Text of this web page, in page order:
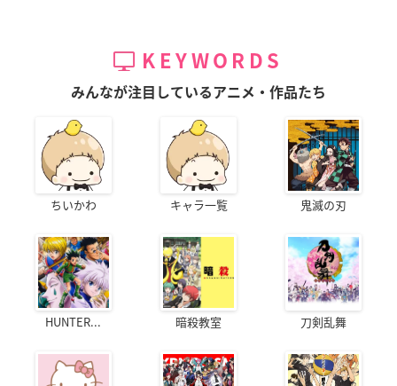
KEYWORDS
みんなが注目しているアニメ・作品たち
ちいかわ キャラ一覧 鬼滅の刃
HUNTER... 暗殺教室 刀剣乱舞